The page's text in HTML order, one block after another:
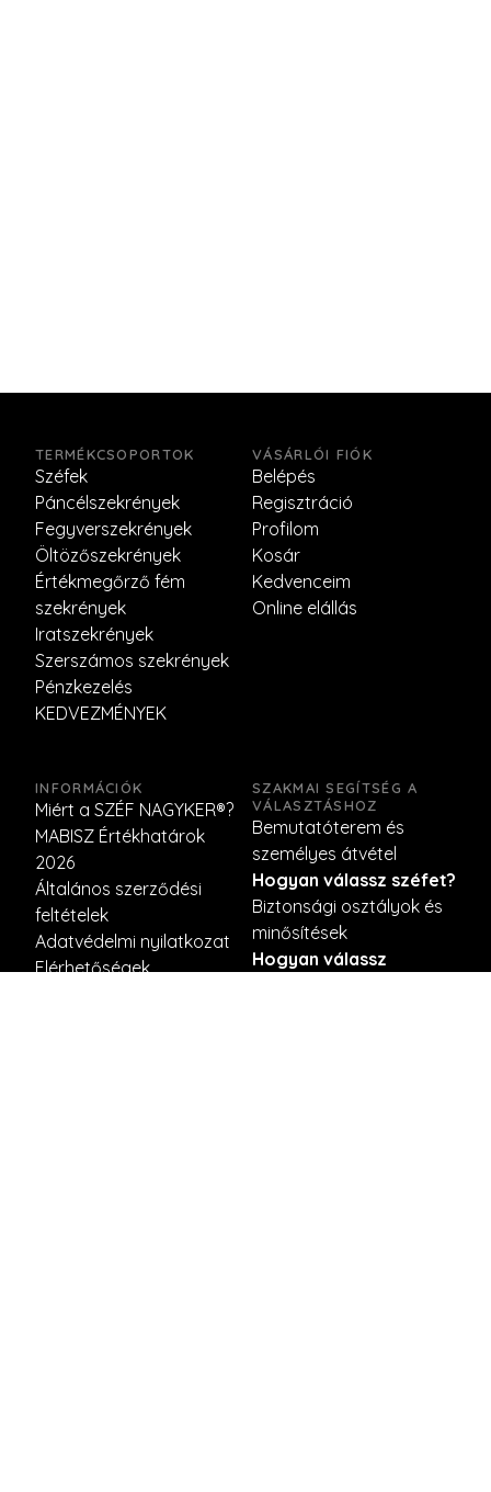
TERMÉKCSOPORTOK
Széfek
Páncélszekrények
Fegyverszekrények
Öltözőszekrények
Értékmegőrző fém
szekrények
Iratszekrények
Szerszámos szekrények
Pénzkezelés
KEDVEZMÉNYEK
VÁSÁRLÓI FIÓK
Belépés
Regisztráció
Profilom
Kosár
Kedvenceim
Online elállás
INFORMÁCIÓK
Miért a SZÉF NAGYKER®?
MABISZ Értékhatárok
2026
Általános szerződési
feltételek
Adatvédelmi nyilatkozat
Elérhetőségek
SZAKMAI SEGÍTSÉG A
VÁLASZTÁSHOZ
Bemutatóterem és
személyes átvétel
Hogyan válassz széfet?
Biztonsági osztályok és
minősítések
Hogyan válassz